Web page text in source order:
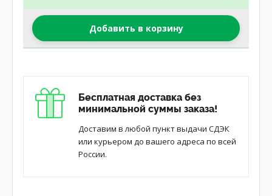
Добавить в корзину
Бесплатная доставка без
минимальной суммы заказа!
Доставим в любой пункт выдачи СДЭК
или курьером до вашего адреса по всей
России.